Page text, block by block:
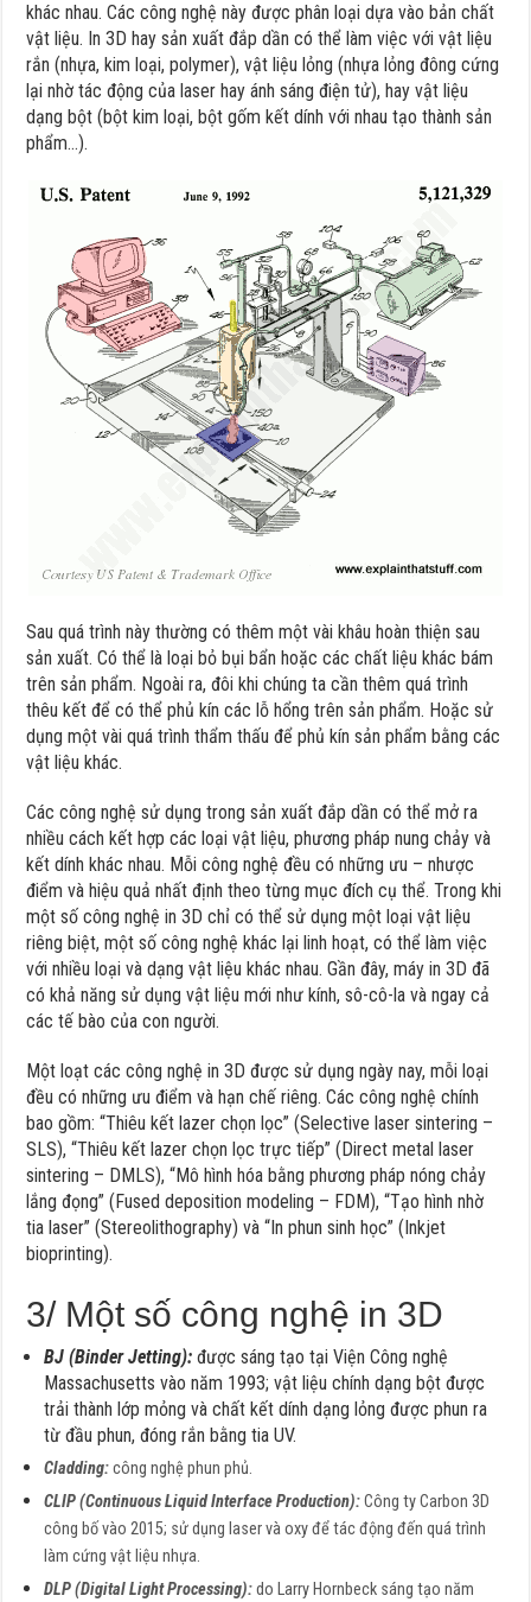
khác nhau. Các công nghệ này được phân loại dựa vào bản chất
vật liệu. In 3D hay sản xuất đắp dần có thể làm việc với vật liệu
rắn (nhựa, kim loại, polymer), vật liệu lỏng (nhựa lỏng đông cứng
lại nhờ tác động của laser hay ánh sáng điện tử), hay vật liệu
dạng bột (bột kim loại, bột gốm kết dính với nhau tạo thành sản
phẩm…).
Sau quá trình này thường có thêm một vài khâu hoàn thiện sau
sản xuất. Có thể là loại bỏ bụi bẩn hoặc các chất liệu khác bám
trên sản phẩm. Ngoài ra, đôi khi chúng ta cần thêm quá trình
thêu kết để có thể phủ kín các lỗ hổng trên sản phẩm. Hoặc sử
dụng một vài quá trình thẩm thấu để phủ kín sản phẩm bằng các
vật liệu khác.
Các công nghệ sử dụng trong sản xuất đắp dần có thể mở ra
nhiều cách kết hợp các loại vật liệu, phương pháp nung chảy và
kết dính khác nhau. Mỗi công nghệ đều có những ưu – nhược
điểm và hiệu quả nhất định theo từng mục đích cụ thể. Trong khi
một số công nghệ in 3D chỉ có thể sử dụng một loại vật liệu
riêng biệt, một số công nghệ khác lại linh hoạt, có thể làm việc
với nhiều loại và dạng vật liệu khác nhau. Gần đây, máy in 3D đã
có khả năng sử dụng vật liệu mới như kính, sô-cô-la và ngay cả
các tế bào của con người.
Một loạt các công nghệ in 3D được sử dụng ngày nay, mỗi loại
đều có những ưu điểm và hạn chế riêng. Các công nghệ chính
bao gồm: “Thiêu kết lazer chọn lọc” (Selective laser sintering –
SLS), “Thiêu kết lazer chọn lọc trực tiếp” (Direct metal laser
sintering – DMLS), “Mô hình hóa bằng phương pháp nóng chảy
lắng đọng” (Fused deposition modeling – FDM), “Tạo hình nhờ
tia laser” (Stereolithography) và “In phun sinh học” (Inkjet
bioprinting).
3/ Một số công nghệ in 3D
BJ (Binder Jetting): được sáng tạo tại Viện Công nghệ
Massachusetts vào năm 1993; vật liệu chính dạng bột được
trải thành lớp mỏng và chất kết dính dạng lỏng được phun ra
từ đầu phun, đóng rắn bằng tia UV.
Cladding:công nghệ phun phủ.
CLIP (Continuous Liquid Interface Production):Công ty Carbon 3D
công bố vào 2015; sử dụng laser và oxy để tác động đến quá trình
làm cứng vật liệu nhựa.
DLP (Digital Light Processing):do Larry Hornbeck sáng tạo năm